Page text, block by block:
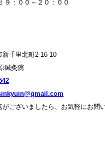
９：００～２０：００
新千里北町2-16-10
鍼灸院
ございましたら、お気軽にお問